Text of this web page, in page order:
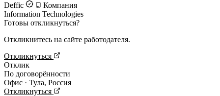
Deffic
Компания
Information Technologies
Готовы откликнуться?
Откликнитесь на сайте работодателя.
Откликнуться
Отклик
По договорённости
Офис · Тула, Россия
Откликнуться